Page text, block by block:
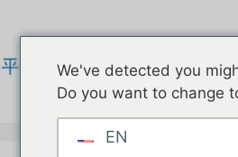
我们一直在努力
edu邮箱申请
We've detected you
Do you want to change
EN